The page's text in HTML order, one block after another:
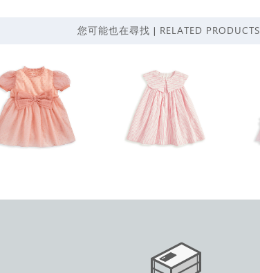
您可能也在尋找 | RELATED PRODUCTS